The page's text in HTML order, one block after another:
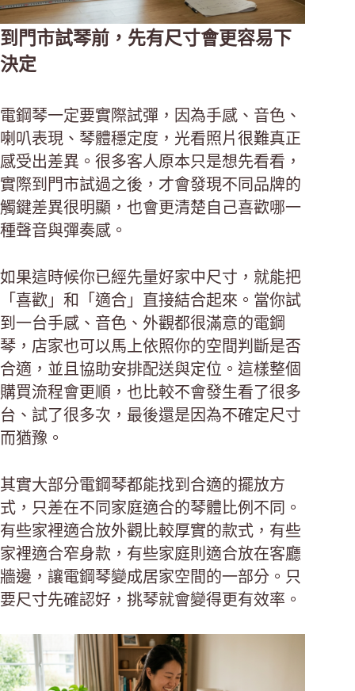
到門市試琴前，先有尺寸會更容易下
決定
電鋼琴一定要實際試彈，因為手感、音色、
喇叭表現、琴體穩定度，光看照片很難真正
感受出差異。很多客人原本只是想先看看，
實際到門市試過之後，才會發現不同品牌的
觸鍵差異很明顯，也會更清楚自己喜歡哪一
種聲音與彈奏感。
如果這時候你已經先量好家中尺寸，就能把
「喜歡」和「適合」直接結合起來。當你試
到一台手感、音色、外觀都很滿意的電鋼
琴，店家也可以馬上依照你的空間判斷是否
合適，並且協助安排配送與定位。這樣整個
購買流程會更順，也比較不會發生看了很多
台、試了很多次，最後還是因為不確定尺寸
而猶豫。
其實大部分電鋼琴都能找到合適的擺放方
式，只差在不同家庭適合的琴體比例不同。
有些家裡適合放外觀比較厚實的款式，有些
家裡適合窄身款，有些家庭則適合放在客廳
牆邊，讓電鋼琴變成居家空間的一部分。只
要尺寸先確認好，挑琴就會變得更有效率。